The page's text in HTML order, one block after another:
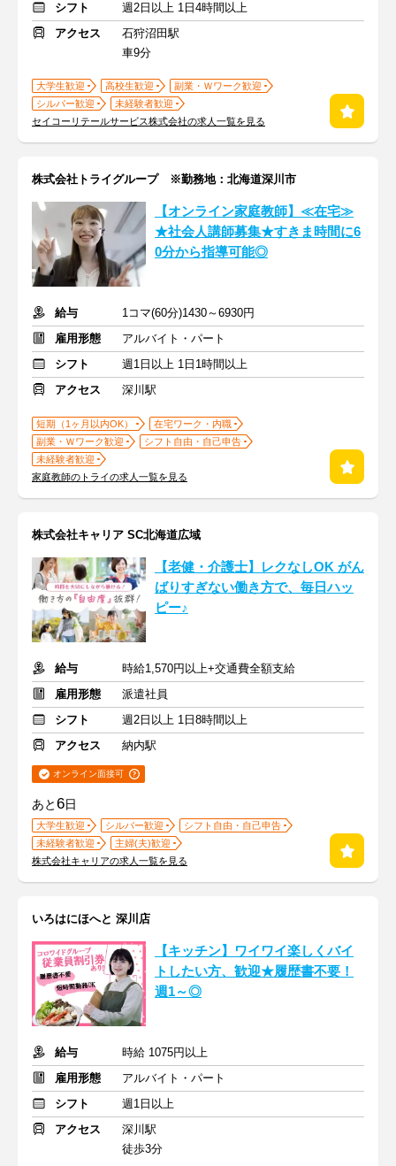
シフト
週2日以上 1日4時間以上
アクセス
石狩沼田駅
車9分
大学生歓迎 高校生歓迎
副業・Ｗワーク歓迎
シルバー歓迎
未経験者歓迎
セイコーリテールサービス株式会社の求人一覧を見る
株式会社トライグループ ※勤務地：北海道深川市
【オンライン家庭教師】≪在宅≫
★社会人講師募集★すきま時間に6
0分から指導可能◎
給与
1コマ(60分)1430～6930円
雇用形態
アルバイト・パート
シフト
週1日以上 1日1時間以上
アクセス
深川駅
短期（1ヶ月以内OK）
在宅ワーク・内職
副業・Ｗワーク歓迎
シフト自由・自己申告
未経験者歓迎
家庭教師のトライの求人一覧を見る
株式会社キャリア SC北海道広域
【老健・介護士】レクなしOK がん
ばりすぎない働き方で、毎日ハッ
ピー♪
給与
時給1,570円以上+交通費全額支給
雇用形態
派遣社員
シフト
週2日以上 1日8時間以上
アクセス
納内駅
オンライン面接可
あと6日
大学生歓迎 シルバー歓迎
シフト自由・自己申告
未経験者歓迎
主婦(夫)歓迎
株式会社キャリアの求人一覧を見る
いろはにほへと 深川店
【キッチン】ワイワイ楽しくバイ
トしたい方、歓迎★履歴書不要！
週1～◎
給与
時給 1075円以上
雇用形態
アルバイト・パート
シフト
週1日以上
アクセス
深川駅
徒歩3分